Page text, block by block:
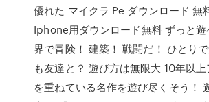
優れた マイクラ Pe ダウンロード
Iphone用ダウンロード無料 ずっと
界で冒険！ 建築！ 戦闘だ！ ひとり
も友達と？ 遊び方は無限大 10年以
を重ねている名作を遊び尽くそう！